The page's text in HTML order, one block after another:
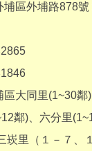
埔區外埔路878
區大同里(1~30
鄰)、六分里
崁里（１－７、